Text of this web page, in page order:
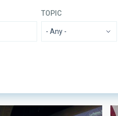
TOPIC
- Any -